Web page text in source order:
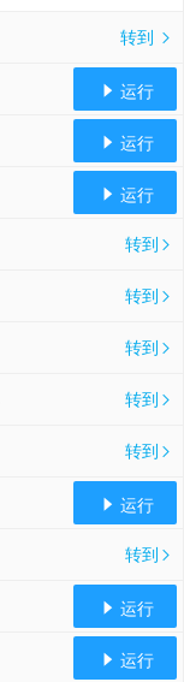
转到 
 运行
 运行
 运行
转到 
转到 
转到 
转到 
转到 
 运行
转到 
 运行
 运行